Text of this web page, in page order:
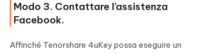
Modo 3. Contattare l’assistenza
Facebook.
Affinché Tenorshare 4uKey possa eseguire un